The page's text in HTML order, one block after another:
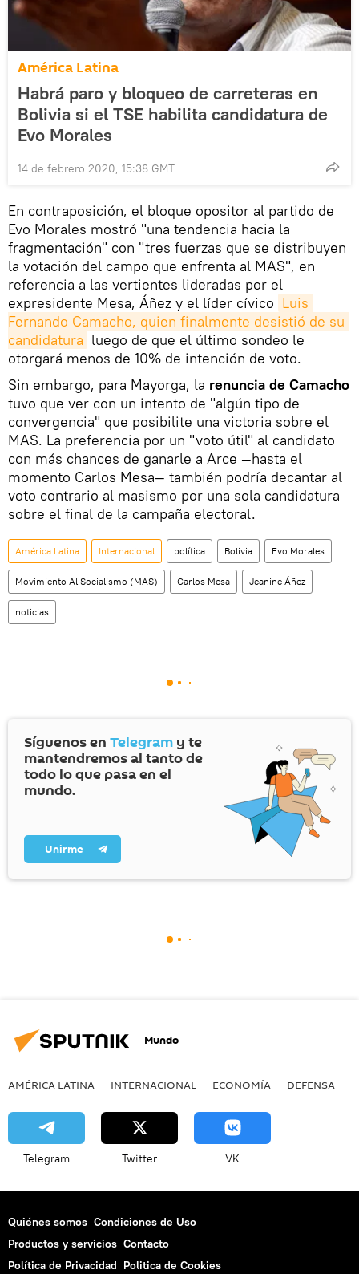
América Latina
Habrá paro y bloqueo de carreteras en
Bolivia si el TSE habilita candidatura de
Evo Morales
14 de febrero 2020, 15:38 GMT
En contraposición, el bloque opositor al partido de
Evo Morales mostró "una tendencia hacia la
fragmentación" con "tres fuerzas que se distribuyen
la votación del campo que enfrenta al MAS", en
referencia a las vertientes lideradas por el
expresidente Mesa, Áñez y el líder cívico Luis
Fernando Camacho, quien finalmente desistió de su
candidatura luego de que el último sondeo le
otorgará menos de 10% de intención de voto.
Sin embargo, para Mayorga, la renuncia de Camacho
tuvo que ver con un intento de "algún tipo de
convergencia" que posibilite una victoria sobre el
MAS. La preferencia por un "voto útil" al candidato
con más chances de ganarle a Arce —hasta el
momento Carlos Mesa— también podría decantar al
voto contrario al masismo por una sola candidatura
sobre el final de la campaña electoral.
América Latina Internacional política Bolivia Evo Morales
Movimiento Al Socialismo (MAS) Carlos Mesa Jeanine Áñez
noticias
Síguenos en Telegram y te
mantendremos al tanto de
todo lo que pasa en el
mundo.
Unirme
Mundo
AMÉRICA LATINA INTERNACIONAL ECONOMÍA DEFENSA
Telegram Twitter VK
Quiénes somos Condiciones de Uso
Productos y servicios Contacto
Política de Privacidad Politica de Cookies